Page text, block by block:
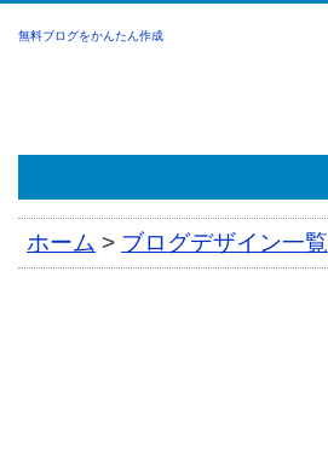
無料ブログをかんたん作成
ホーム > ブログデザイン一覧